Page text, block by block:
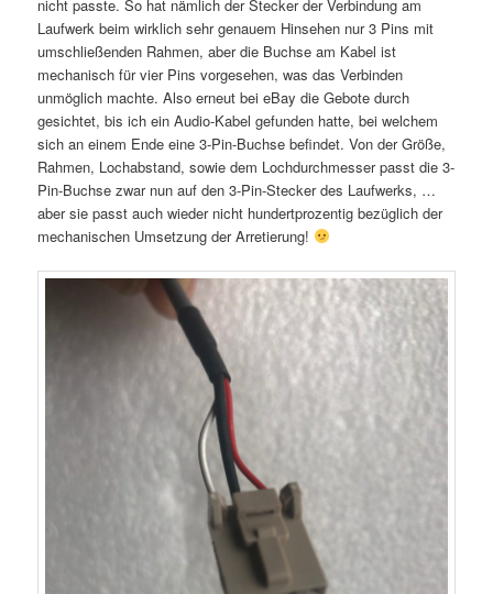
nicht passte. So hat nämlich der Stecker der Verbindung am
Laufwerk beim wirklich sehr genauem Hinsehen nur 3 Pins mit
umschließenden Rahmen, aber die Buchse am Kabel ist
mechanisch für vier Pins vorgesehen, was das Verbinden
unmöglich machte. Also erneut bei eBay die Gebote durch
gesichtet, bis ich ein Audio-Kabel gefunden hatte, bei welchem
sich an einem Ende eine 3-Pin-Buchse befindet. Von der Größe,
Rahmen, Lochabstand, sowie dem Lochdurchmesser passt die 3-
Pin-Buchse zwar nun auf den 3-Pin-Stecker des Laufwerks, …
aber sie passt auch wieder nicht hundertprozentig bezüglich der
mechanischen Umsetzung der Arretierung!